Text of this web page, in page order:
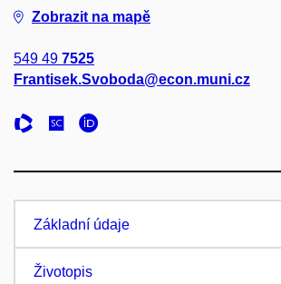
Zobrazit na mapě
549 49 7525
Frantisek.Svoboda@econ.muni.cz
Základní údaje
Životopis